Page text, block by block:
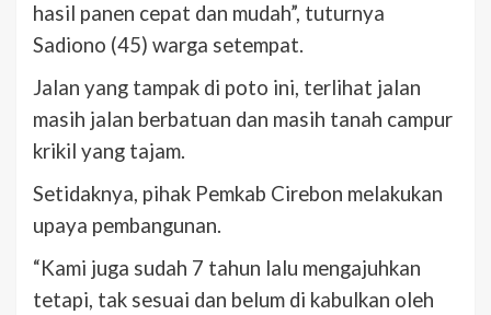
hasil panen cepat dan mudah”, tuturnya
Sadiono (45) warga setempat.
Jalan yang tampak di poto ini, terlihat jalan
masih jalan berbatuan dan masih tanah campur
krikil yang tajam.
Setidaknya, pihak Pemkab Cirebon melakukan
upaya pembangunan.
“Kami juga sudah 7 tahun lalu mengajuhkan
tetapi, tak sesuai dan belum di kabulkan oleh